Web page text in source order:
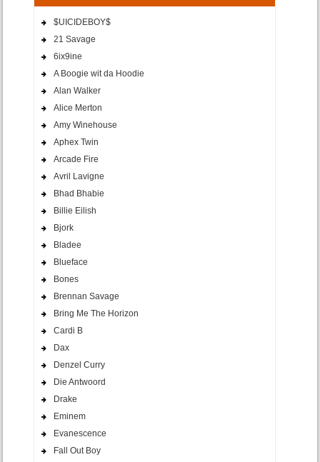
$UICIDEBOY$
21 Savage
6ix9ine
A Boogie wit da Hoodie
Alan Walker
Alice Merton
Amy Winehouse
Aphex Twin
Arcade Fire
Avril Lavigne
Bhad Bhabie
Billie Eilish
Bjork
Bladee
Blueface
Bones
Brennan Savage
Bring Me The Horizon
Cardi B
Dax
Denzel Curry
Die Antwoord
Drake
Eminem
Evanescence
Fall Out Boy